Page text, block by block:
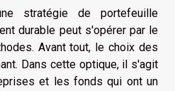
stratégie de portefeuille
durable peut s'opérer par le
Avant tout, le choix des
Dans cette optique, il s'agit
et les fonds qui ont un